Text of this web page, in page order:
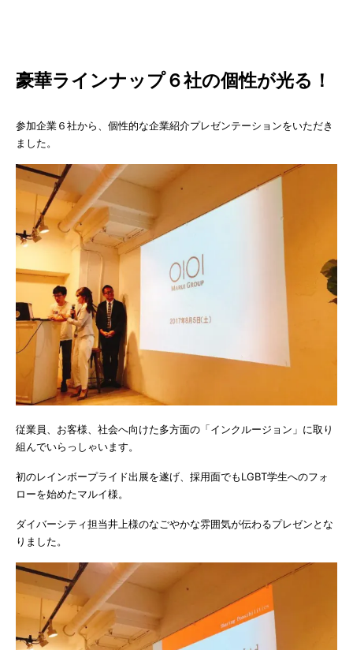
豪華ラインナップ６社の個性が光る！
参加企業６社から、個性的な企業紹介プレゼンテーションをいただき
ました。
従業員、お客様、社会へ向けた多方面の「インクルージョン」に取り
組んでいらっしゃいます。
初のレインボープライド出展を遂げ、採用面でもLGBT学生へのフォ
ローを始めたマルイ様。
ダイバーシティ担当井上様のなごやかな雰囲気が伝わるプレゼンとな
りました。